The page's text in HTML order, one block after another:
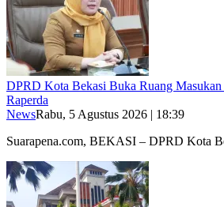
DPRD Kota Bekasi Buka Ruang
Raperda
NewsRabu, 5 Agustus 2026 | 18:39
Suarapena.com, BEKASI – DPRD Kota